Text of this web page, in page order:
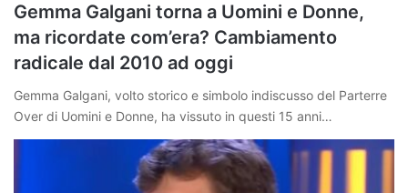
Gemma Galgani torna a Uomini e Donne,
ma ricordate com’era? Cambiamento
radicale dal 2010 ad oggi
Gemma Galgani, volto storico e simbolo indiscusso del Parterre
Over di Uomini e Donne, ha vissuto in questi 15 anni…